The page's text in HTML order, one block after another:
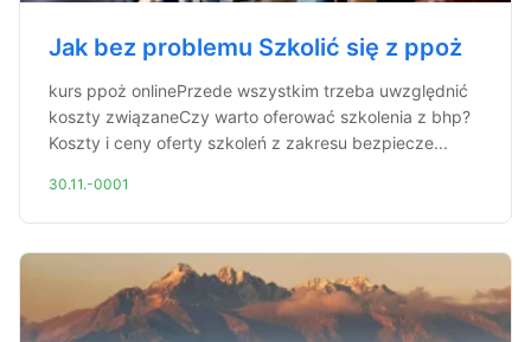
Jak bez problemu Szkolić się z ppoż
kurs ppoż onlinePrzede wszystkim trzeba uwzględnić
koszty związaneCzy warto oferować szkolenia z bhp?
Koszty i ceny oferty szkoleń z zakresu bezpiecze...
30.11.-0001